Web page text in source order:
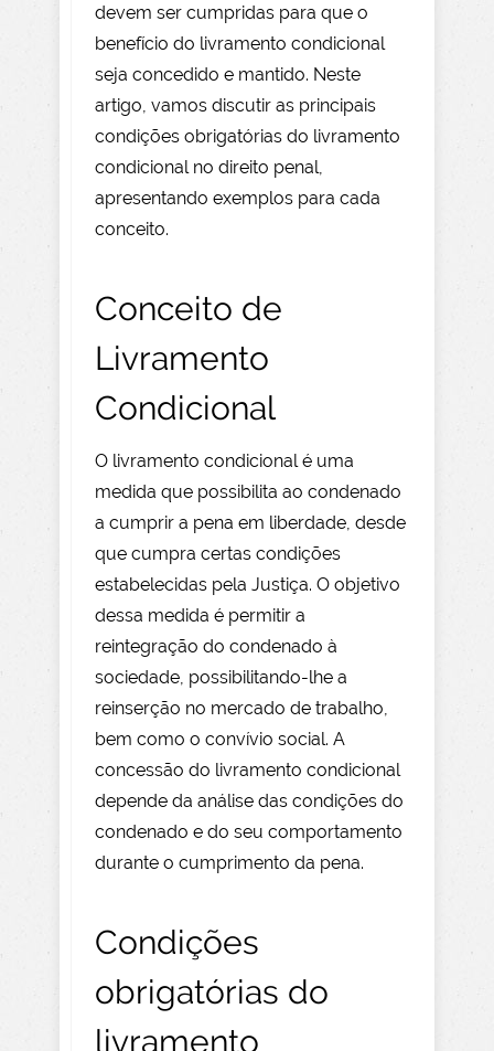
devem ser cumpridas para que o
benefício do livramento condicional
seja concedido e mantido. Neste
artigo, vamos discutir as principais
condições obrigatórias do livramento
condicional no direito penal,
apresentando exemplos para cada
conceito.
Conceito de
Livramento
Condicional
O livramento condicional é uma
medida que possibilita ao condenado
a cumprir a pena em liberdade, desde
que cumpra certas condições
estabelecidas pela Justiça. O objetivo
dessa medida é permitir a
reintegração do condenado à
sociedade, possibilitando-lhe a
reinserção no mercado de trabalho,
bem como o convívio social. A
concessão do livramento condicional
depende da análise das condições do
condenado e do seu comportamento
durante o cumprimento da pena.
Condições
obrigatórias do
livramento